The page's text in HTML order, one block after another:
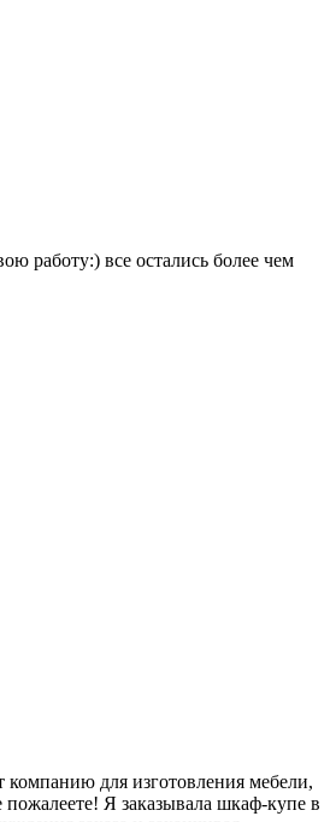
работу:) все остались более чем
для изготовления мебели,
Я заказывала шкаф-купе в